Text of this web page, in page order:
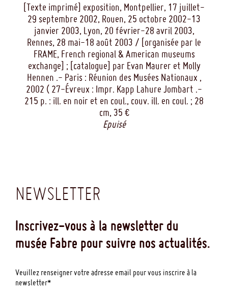
[Texte imprimé] exposition, Montpellier, 17 juillet-
29 septembre 2002, Rouen, 25 octobre 2002-13
janvier 2003, Lyon, 20 février-28 avril 2003,
Rennes, 28 mai-18 août 2003 / [organisée par le
FRAME, French regional & American museums
exchange] ; [catalogue] par Evan Maurer et Molly
Hennen .- Paris : Réunion des Musées Nationaux ,
2002 ( 27-Évreux : Impr. Kapp Lahure Jombart .-
215 p. : ill. en noir et en coul., couv. ill. en coul. ; 28
cm, 35 €
Epuisé
NEWSLETTER
Inscrivez-vous à la newsletter du
musée Fabre pour suivre nos actualités.
Veuillez renseigner votre adresse email pour vous inscrire à la
newsletter*